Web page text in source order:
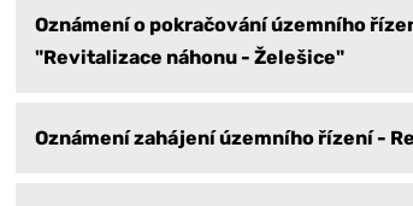
Oznámení o pokračování územního
"Revitalizace náhonu - Želešice"
Oznámení zahájení územního řízení -